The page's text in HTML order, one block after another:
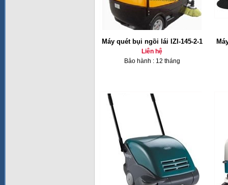
Máy quét bụi ngồi lái IZI-145-2-1
Liên hệ
Bảo hành : 12 tháng